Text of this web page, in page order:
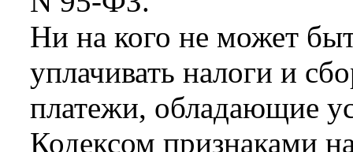
Ни на кого не может
уплачивать налоги и
платежи, обладающие
Кодексом признаками